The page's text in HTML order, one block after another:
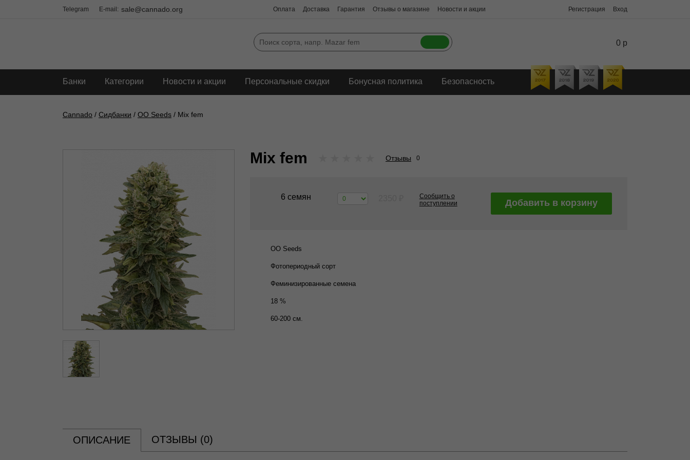
Telegram E-mail: sale@cannado.org Оплата Доставка Гарантия Отзывы о магазине Новости и акции Регистрация Вход
0 р
Банки Категории Новости и акции Персональные скидки Бонусная политика Безопасность
Cannado / Сидбанки / OO Seeds / Mix fem
Mix fem Отзывы 0
6 семян
Сообщить о
поступлении
Добавить в корзину
OO Seeds
Фотопериодный сорт
Феминизированные семена
18 %
60-200 см.
ОПИСАНИЕ ОТЗЫВЫ (0)